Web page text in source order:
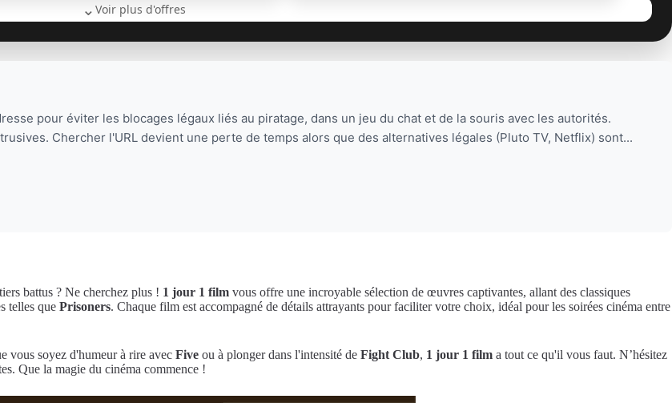
⌄ Voir plus d'offres
pour éviter les blocages légaux liés au piratage, dans un jeu du chat et de la souris avec les autorités.
Chercher l'URL devient une perte de temps alors que des alternatives légales (Pluto TV, Netflix) sont...
battus ? Ne cherchez plus ! 1 jour 1 film vous offre une incroyable sélection de œuvres captivantes, allant des classiques
telles que Prisoners. Chaque film est accompagné de détails attrayants pour faciliter votre choix, idéal pour les soirées cinéma entre
vous soyez d'humeur à rire avec Five ou à plonger dans l'intensité de Fight Club, 1 jour 1 film a tout ce qu'il vous faut. N’hésitez
Que la magie du cinéma commence !